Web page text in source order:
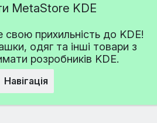
MetaStore KDE
прихильність до KDE!
одяг та інші товари з
розробників KDE.
Навігація